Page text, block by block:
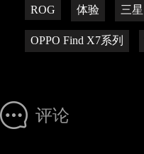
ROG 体验 三星
OPPO Find X7系列
评论